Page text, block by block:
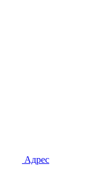
Адрес